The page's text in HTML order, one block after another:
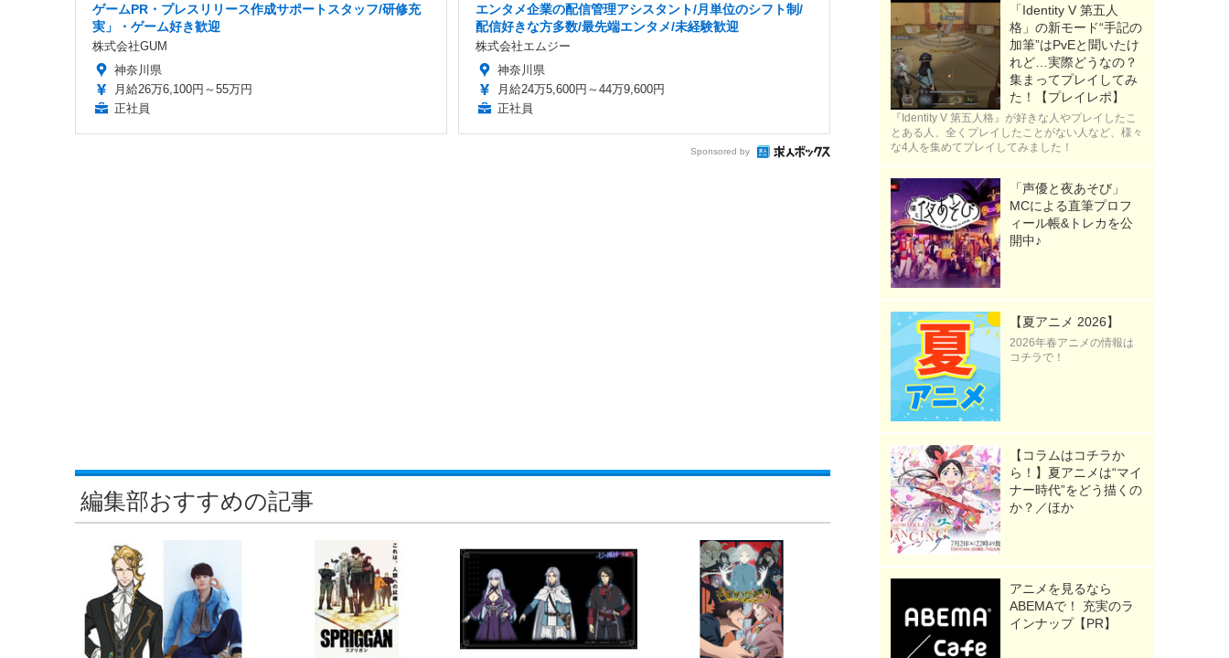
ゲームPR・プレスリリース作成サポートスタッフ/研修充
実」・ゲーム好き歓迎
株式会社GUM
神奈川県
月給26万6,100円～55万円
正社員
エンタメ企業の配信管理アシスタント/月単位のシフト制/
配信好きな方多数/最先端エンタメ/未経験歓迎
株式会社エムジー
神奈川県
月給24万5,600円～44万9,600円
正社員
Sponsored by
編集部おすすめの記事
「Identity V 第五人
格」の新モード“手記の
加筆”はPvEと聞いたけ
れど…実際どうなの？
集まってプレイしてみ
た！【プレイレポ】
『Identity V 第五人格』が好きな人やプレイしたこ
とある人、全くプレイしたことがない人など、様々
な4人を集めてプレイしてみました！
「声優と夜あそび」
MCによる直筆プロフ
ィール帳&トレカを公
開中♪
【夏アニメ 2026】
2026年春アニメの情報は
コチラで！
【コラムはコチラか
ら！】夏アニメは“マイ
ナー時代”をどう描くの
か？／ほか
アニメを見るなら
ABEMAで！ 充実のラ
インナップ【PR】